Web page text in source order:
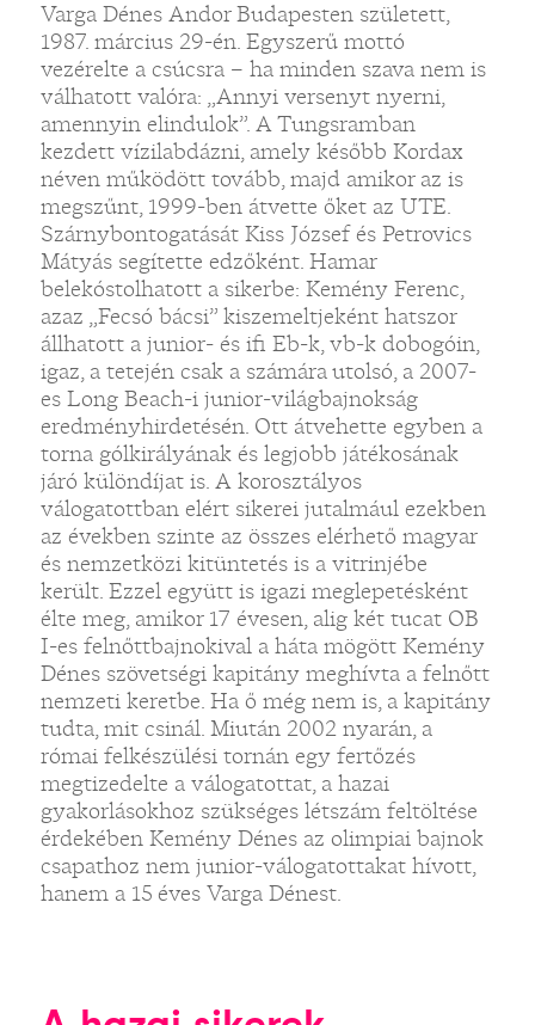
Varga Dénes Andor Budapesten született,
1987. március 29-én. Egyszerű mottó
vezérelte a csúcsra – ha minden szava nem is
válhatott valóra: „Annyi versenyt nyerni,
amennyin elindulok”. A Tungsramban
kezdett vízilabdázni, amely később Kordax
néven működött tovább, majd amikor az is
megszűnt, 1999-ben átvette őket az UTE.
Szárnybontogatását Kiss József és Petrovics
Mátyás segítette edzőként. Hamar
belekóstolhatott a sikerbe: Kemény Ferenc,
azaz „Fecsó bácsi” kiszemeltjeként hatszor
állhatott a junior- és ifi Eb-k, vb-k dobogóin,
igaz, a tetején csak a számára utolsó, a 2007-
es Long Beach-i junior-világbajnokság
eredményhirdetésén. Ott átvehette egyben a
torna gólkirályának és legjobb játékosának
járó különdíjat is. A korosztályos
válogatottban elért sikerei jutalmául ezekben
az években szinte az összes elérhető magyar
és nemzetközi kitüntetés is a vitrinjébe
került. Ezzel együtt is igazi meglepetésként
élte meg, amikor 17 évesen, alig két tucat OB
I-es felnőttbajnokival a háta mögött Kemény
Dénes szövetségi kapitány meghívta a felnőtt
nemzeti keretbe. Ha ő még nem is, a kapitány
tudta, mit csinál. Miután 2002 nyarán, a
római felkészülési tornán egy fertőzés
megtizedelte a válogatottat, a hazai
gyakorlásokhoz szükséges létszám feltöltése
érdekében Kemény Dénes az olimpiai bajnok
csapathoz nem junior-válogatottakat hívott,
hanem a 15 éves Varga Dénest.